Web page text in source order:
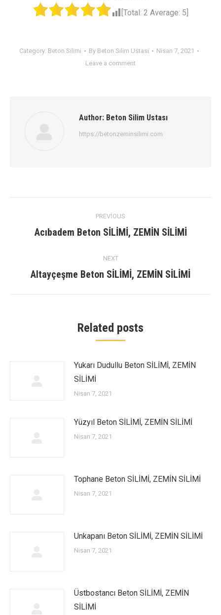
[Total: 2 Average: 5
Category: Beton Silimi By Beton Silim Ustası
Nisan 7, 2021
Leave a comment
Author: Beton Silim Ustası
https://betonzeminsilimi.com
navigation
PREVIOUS
Previous
Acıbadem Beton SİLİMİ, ZEMİN SİLİMİ
NEXT
Next
Altayçeşme Beton SİLİMİ, ZEMİN SİLİMİ
Related posts
Yukarı Dudullu Beton SİLİMİ, ZEMİN
SİLİMİ
Nisan 7, 2021
Yüzyıl Beton SİLİMİ, ZEMİN SİLİMİ
Nisan 7, 2021
Tophane Beton SİLİMİ, ZEMİN SİLİMİ
Nisan 7, 2021
Unkapanı Beton SİLİMİ, ZEMİN SİLİMİ
Nisan 7, 2021
Üstbostancı Beton SİLİMİ, ZEMİN
SİLİMİ